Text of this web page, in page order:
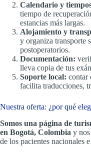
Calendario y
tiempo de
estancias más largas.
Alojamiento y
y organiza transporte
postoperatorios.
Documentación:
lleva copia de tus
Soporte local: contar
facilita traducciones,
Nuestra oferta: ¿por qué
Somos una página de
en Bogotá, Colombia y
de los pacientes nacionales